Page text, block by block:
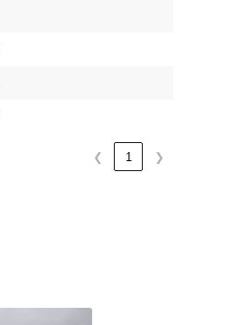
❮ 1 ❯